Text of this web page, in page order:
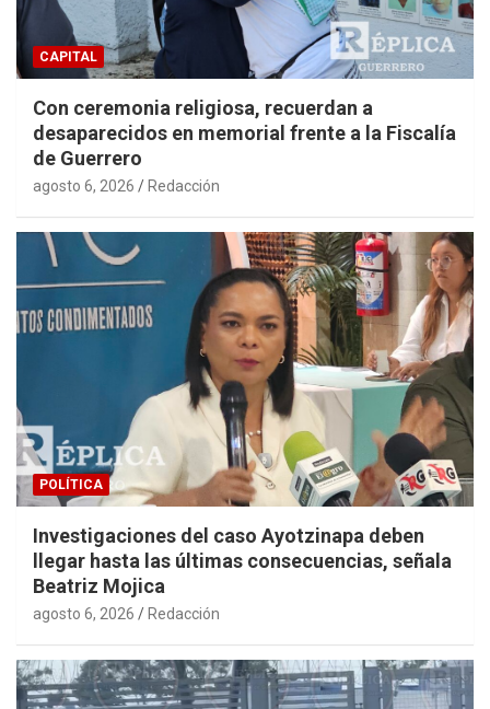
CAPITAL
Con ceremonia religiosa, recuerdan a
desaparecidos en memorial frente a la Fiscalía
de Guerrero
agosto 6, 2026 Redacción
POLÍTICA
Investigaciones del caso Ayotzinapa deben
llegar hasta las últimas consecuencias, señala
Beatriz Mojica
agosto 6, 2026 Redacción